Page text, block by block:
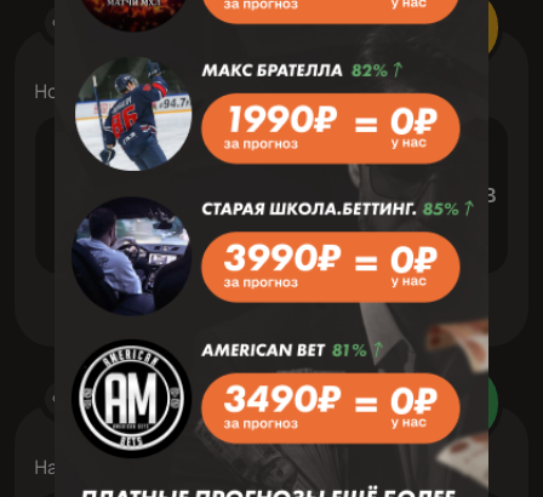
Футбол 8 Август 08:00
Новый Южный Уэльс: NPL (жен)
НВС Спирит (ж) VS Вестерн Сиднеи
Футбол 7 Август 21:45 Зав
Национальная лига